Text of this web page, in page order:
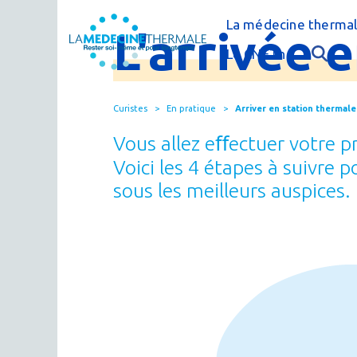
La médecine
C'est quoi la
FAQ : questions
Thermes & Vous,
Le CNETh
Qui sommes-nous
Actualités
Publications
Espace presse
Curistes En pratique Arriver en station thermale
L'arrivée
Vous allez eﬀectuer votre
Voici les 4 étapes à suivre
sous les meilleurs auspices.